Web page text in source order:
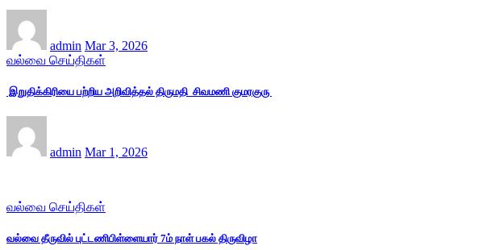
admin Mar 3, 2026
வல்வை செய்திகள்
இறுதிக்கிரியை பற்றிய அறிவித்தல் திருமதி சிவமணி குமரகுரு
admin Mar 1, 2026
வல்வை செய்திகள்
வல்வை தீருவில் புட்டணிபிள்ளையார் 7ம் நாள் பகல் திருவிழா